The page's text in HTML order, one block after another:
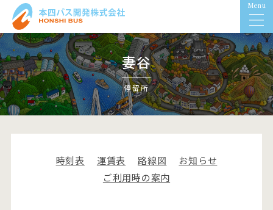
Menu
妻谷
停留所
時刻表 運賃表 路線図
お知らせ
ご利用時の案内